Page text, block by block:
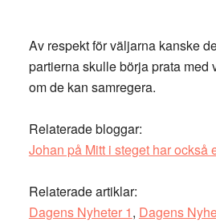
Av respekt för väljarna kanske
partierna skulle börja prata med
om de kan samregera.
Relaterade bloggar:
Johan på Mitt i steget har också
Relaterade artiklar:
Dagens Nyheter 1, Dagens